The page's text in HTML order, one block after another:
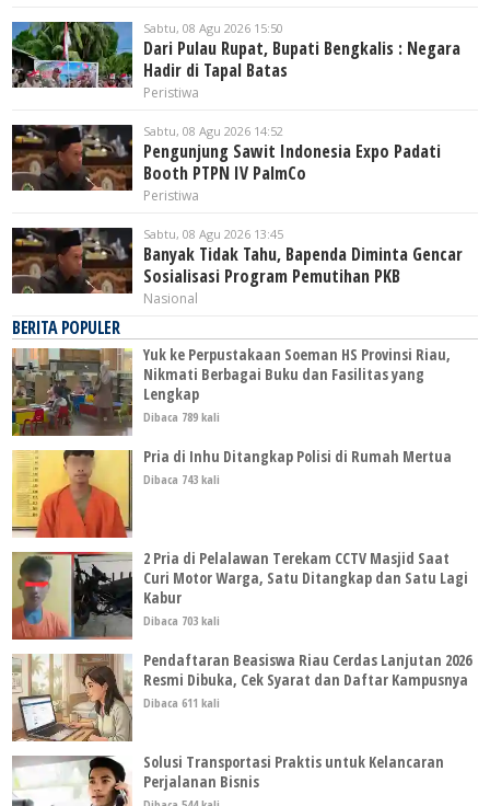
Sabtu, 08 Agu 2026 15:50
Dari Pulau Rupat, Bupati Bengkalis : Negara
Hadir di Tapal Batas
Peristiwa
Sabtu, 08 Agu 2026 14:52
Pengunjung Sawit Indonesia Expo Padati
Booth PTPN IV PalmCo
Peristiwa
Sabtu, 08 Agu 2026 13:45
Banyak Tidak Tahu, Bapenda Diminta Gencar
Sosialisasi Program Pemutihan PKB
Nasional
BERITA POPULER
Yuk ke Perpustakaan Soeman HS Provinsi Riau,
Nikmati Berbagai Buku dan Fasilitas yang
Lengkap
Dibaca 789 kali
Pria di Inhu Ditangkap Polisi di Rumah Mertua
Dibaca 743 kali
2 Pria di Pelalawan Terekam CCTV Masjid Saat
Curi Motor Warga, Satu Ditangkap dan Satu Lagi
Kabur
Dibaca 703 kali
Pendaftaran Beasiswa Riau Cerdas Lanjutan 2026
Resmi Dibuka, Cek Syarat dan Daftar Kampusnya
Dibaca 611 kali
Solusi Transportasi Praktis untuk Kelancaran
Perjalanan Bisnis